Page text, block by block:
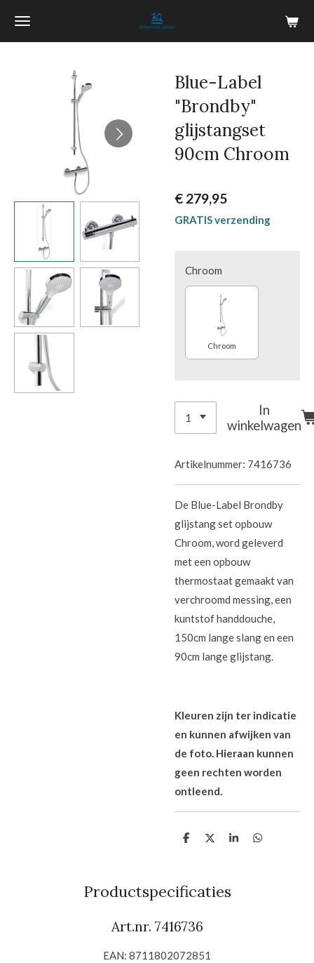
Ga
Blue-Label
"Brondby"
glijstangset
90cm Chroom
€ 279,95
GRATIS verzending
Chroom
Chroom
In
winkelwagen
Artikelnummer: 7416736
De Blue-Label Brondby
glijstang set opbouw
Chroom, word geleverd
met een opbouw
thermostaat gemaakt van
verchroomd messing, een
kuntstof handdouche,
150cm lange slang en een
90cm lange glijstang.
Kleuren zijn ter indicatie
en kunnen afwijken van
de foto. Hieraan kunnen
geen rechten worden
ontleend.
D
n
D
S
D
Productspecificaties
Art.nr. 7416736
EAN: 8711802072851